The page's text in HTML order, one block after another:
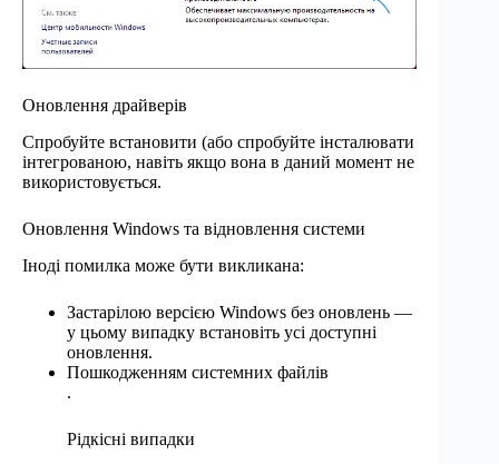
Оновлення драйверів
Спробуйте встановити (або спробуйте інсталювати
інтегрованою, навіть якщо вона в даний момент не
використовується.
Оновлення Windows та відновлення системи
Іноді помилка може бути викликана:
Застарілою версією Windows без оновлень —
у цьому випадку встановіть усі доступні
оновлення.
Пошкодженням системних файлів
.
Рідкісні випадки